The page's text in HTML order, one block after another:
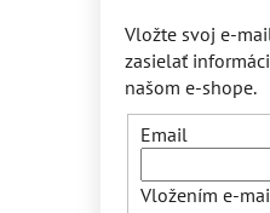
Vložte svoj e-
zasielať
našom e-shope.
Email
Vložením e-